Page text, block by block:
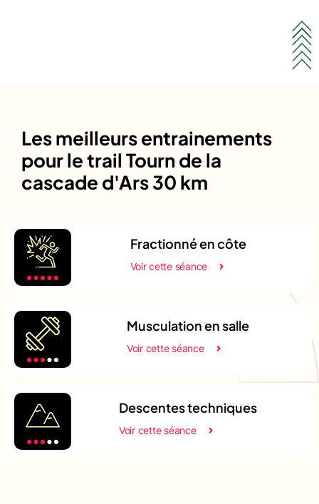
Les meilleurs entrainements
pour le trail Tourn de la
cascade d'Ars 30 km
Fractionné en côte
Voir cette séance
Musculation en salle
Voir cette séance
Descentes techniques
Voir cette séance